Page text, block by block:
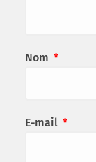
Nom *
E-mail *